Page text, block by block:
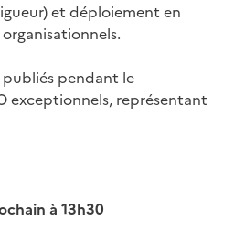
et déploiement en
pendant le
exceptionnels, représentant
à 13h30